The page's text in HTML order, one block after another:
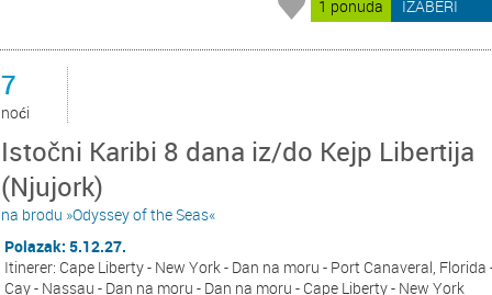
1 ponuda IZABERI
7
noći
Istočni Karibi 8 dana iz/do Kejp Libertija
(Njujork)
na brodu »Odyssey of the Seas«
Polazak: 5.12.27.
Itinerer: Cape Liberty - New York - Dan na moru - Port Canaveral, Florida
Cay - Nassau - Dan na moru - Dan na moru - Cape Liberty - New York